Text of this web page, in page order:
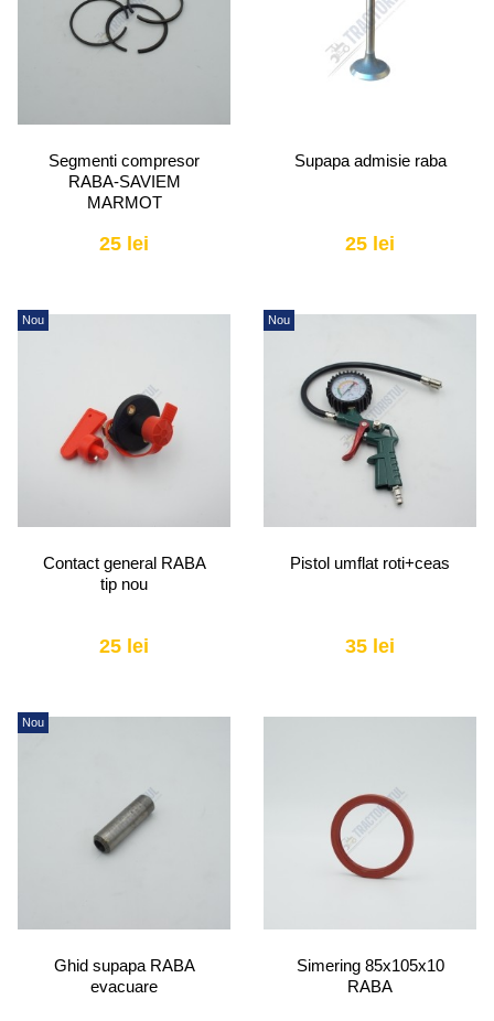
Segmenti compresor
RABA-SAVIEM
MARMOT
25 lei
Supapa admisie raba
25 lei
Nou
Contact general RABA
tip nou
25 lei
Nou
Pistol umflat roti+ceas
35 lei
Nou
Ghid supapa RABA
evacuare
Simering 85x105x10
RABA